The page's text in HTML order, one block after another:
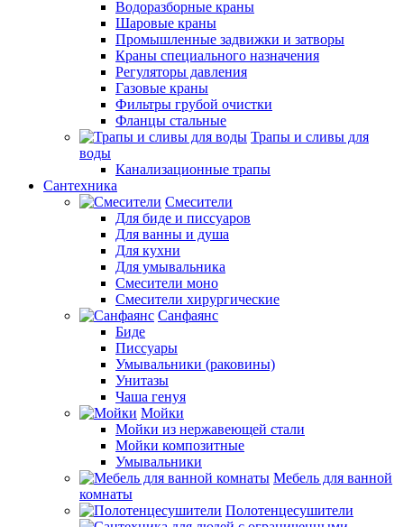
Водоразборные краны
Шаровые краны
Промышленные задвижки и затворы
Краны специального назначения
Регуляторы давления
Газовые краны
Фильтры грубой очистки
Фланцы стальные
Трапы и сливы для
воды
Канализационные трапы
Сантехника
Смесители
Для биде и писсуаров
Для ванны и душа
Для кухни
Для умывальника
Смесители моно
Смесители хирургические
Санфаянс
Биде
Писсуары
Умывальники (раковины)
Унитазы
Чаша генуя
Мойки
Мойки из нержавеющей стали
Мойки композитные
Умывальники
Мебель для ванной
комнаты
Полотенцесушители